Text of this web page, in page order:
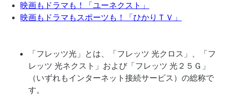
映画もドラマも！「ユーネクスト」
映画もドラマもスポーツも！「ひかりＴＶ」
「フレッツ光」とは、「フレッツ 光クロス」、「フ
レッツ 光ネクスト」および「フレッツ 光２５Ｇ」
（いずれもインターネット接続サービス）の総称で
す。